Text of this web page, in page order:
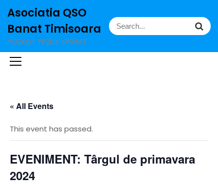
Asociatia QSO
Banat Timisoara
YO2KQT YP2DX YP0WFF
S
e
r
S
e
r
« All Events
This event has passed.
EVENIMENT: Târgul de primavara
2024